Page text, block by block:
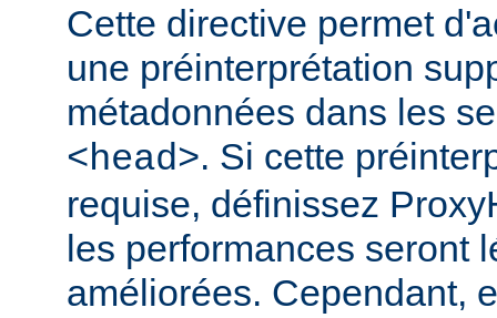
Cette directive permet
une préinterprétation
métadonnées dans les
<head>. Si cette
requise, définissez
les performances seront
améliorées. Cependant,